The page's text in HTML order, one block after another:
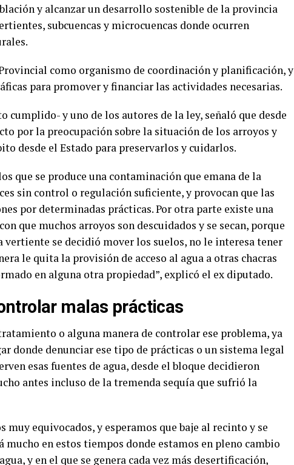
y alcanzar un desarrollo sostenible de la provincia
subcuencas y microcuencas donde ocurren
como organismo de coordinación y planificación, y
para promover y financiar las actividades necesarias.
cumplido- y uno de los autores de la ley, señaló que desde
por la preocupación sobre la situación de los arroyos y
desde el Estado para preservarlos y cuidarlos.
que se produce una contaminación que emana de la
sin control o regulación suficiente, y provocan que las
por determinadas prácticas. Por otra parte existe una
que muchos arroyos son descuidados y se secan, porque
vertiente se decidió mover los suelos, no le interesa tener
le quita la provisión de acceso al agua a otras chacras
en alguna otra propiedad”, explicó el ex diputado.
malas prácticas
o alguna manera de controlar ese problema, ya
donde denunciar ese tipo de prácticas o un sistema legal
esas fuentes de agua, desde el bloque decidieron
antes incluso de la tremenda sequía que sufrió la
muy equivocados, y esperamos que baje al recinto y se
mucho en estos tiempos donde estamos en pleno cambio
y en el que se genera cada vez más desertificación,